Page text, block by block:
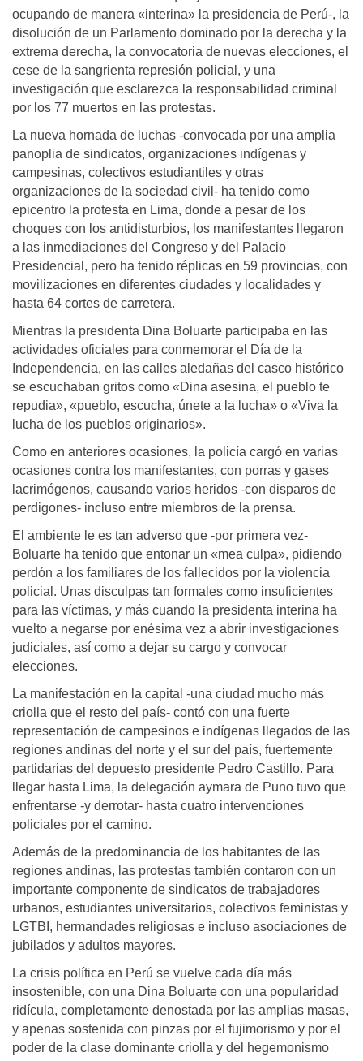
ocupando de manera «interina» la presidencia de Perú-, la
disolución de un Parlamento dominado por la derecha y la
extrema derecha, la convocatoria de nuevas elecciones, el
cese de la sangrienta represión policial, y una
investigación que esclarezca la responsabilidad criminal
por los 77 muertos en las protestas.
La nueva hornada de luchas -convocada por una amplia
panoplia de sindicatos, organizaciones indígenas y
campesinas, colectivos estudiantiles y otras
organizaciones de la sociedad civil- ha tenido como
epicentro la protesta en Lima, donde a pesar de los
choques con los antidisturbios, los manifestantes llegaron
a las inmediaciones del Congreso y del Palacio
Presidencial, pero ha tenido réplicas en 59 provincias, con
movilizaciones en diferentes ciudades y localidades y
hasta 64 cortes de carretera.
Mientras la presidenta Dina Boluarte participaba en las
actividades oficiales para conmemorar el Día de la
Independencia, en las calles aledañas del casco histórico
se escuchaban gritos como «Dina asesina, el pueblo te
repudia», «pueblo, escucha, únete a la lucha» o «Viva la
lucha de los pueblos originarios».
Como en anteriores ocasiones, la policía cargó en varias
ocasiones contra los manifestantes, con porras y gases
lacrimógenos, causando varios heridos -con disparos de
perdigones- incluso entre miembros de la prensa.
El ambiente le es tan adverso que -por primera vez-
Boluarte ha tenido que entonar un «mea culpa», pidiendo
perdón a los familiares de los fallecidos por la violencia
policial. Unas disculpas tan formales como insuficientes
para las víctimas, y más cuando la presidenta interina ha
vuelto a negarse por enésima vez a abrir investigaciones
judiciales, así como a dejar su cargo y convocar
elecciones.
La manifestación en la capital -una ciudad mucho más
criolla que el resto del país- contó con una fuerte
representación de campesinos e indígenas llegados de las
regiones andinas del norte y el sur del país, fuertemente
partidarias del depuesto presidente Pedro Castillo. Para
llegar hasta Lima, la delegación aymara de Puno tuvo que
enfrentarse -y derrotar- hasta cuatro intervenciones
policiales por el camino.
Además de la predominancia de los habitantes de las
regiones andinas, las protestas también contaron con un
importante componente de sindicatos de trabajadores
urbanos, estudiantes universitarios, colectivos feministas y
LGTBI, hermandades religiosas e incluso asociaciones de
jubilados y adultos mayores.
La crisis política en Perú se vuelve cada día más
insostenible, con una Dina Boluarte con una popularidad
ridícula, completamente denostada por las amplias masas,
y apenas sostenida con pinzas por el fujimorismo y por el
poder de la clase dominante criolla y del hegemonismo